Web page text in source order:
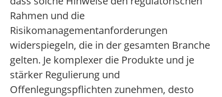
Rahmen und die
Risikomanagementanforderungen
widerspiegeln, die in der gesamten Branche
gelten. Je komplexer die Produkte und je
stärker Regulierung und
Offenlegungspflichten zunehmen, desto